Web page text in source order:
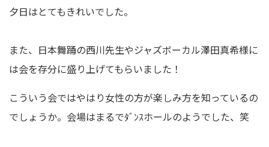
夕日はとてもきれいでした。
また、日本舞踊の西川先生やジャズボーカル澤田真希様に
は会を存分に盛り上げてもらいました！
こういう会ではやはり女性の方が楽しみ方を知っているの
でしょうか。会場はまるでﾀﾞﾝｽホールのようでした、笑